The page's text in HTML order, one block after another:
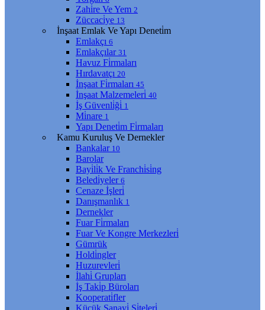
Zahi̇re Ve Yem 2
Züccaci̇ye 13
İnşaat Emlak Ve Yapı Deneti̇m
Emlakçı 6
Emlakçılar 31
Havuz Fi̇rmaları
Hırdavatçı 20
İnşaat Fi̇rmaları 45
İnşaat Malzemeleri̇ 40
İş Güvenli̇ği̇ 1
Mi̇nare 1
Yapı Deneti̇m Fi̇rmaları
Kamu Kuruluş Ve Dernekler
Bankalar 10
Barolar
Bayi̇li̇k Ve Franchi̇si̇ng
Beledi̇yeler 6
Cenaze İşleri̇
Danışmanlık 1
Dernekler
Fuar Fi̇rmaları
Fuar Ve Kongre Merkezleri̇
Gümrük
Holdi̇ngler
Huzurevleri̇
İlahi̇ Grupları
İş Taki̇p Büroları
Kooperati̇fler
Küçük Sanayi̇ Si̇teleri̇